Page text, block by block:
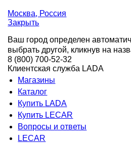
Москва, Россия
Закрыть
Ваш город определен
выбрать другой, кликнув на
8 (800) 700-52-32
Клиентская служба LADA
Магазины
Каталог
Купить LADA
Купить LECAR
Вопросы и ответы
LECAR